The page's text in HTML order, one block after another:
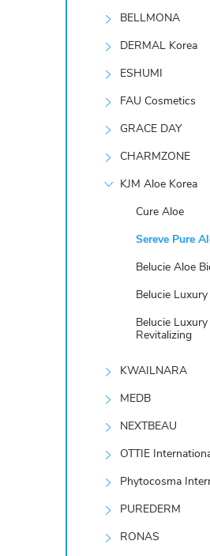
BELLMONA
DERMAL Korea
ESHUMI
FAU Cosmetics
GRACE DAY
CHARMZONE
KJM Aloe Korea
Cure Aloe
Sereve Pure
Belucie Aloe
Belucie Luxury
Belucie
Revitalizing
KWAILNARA
MEDB
NEXTBEAU
OTTIE
Phytocosma
PUREDERM
RONAS